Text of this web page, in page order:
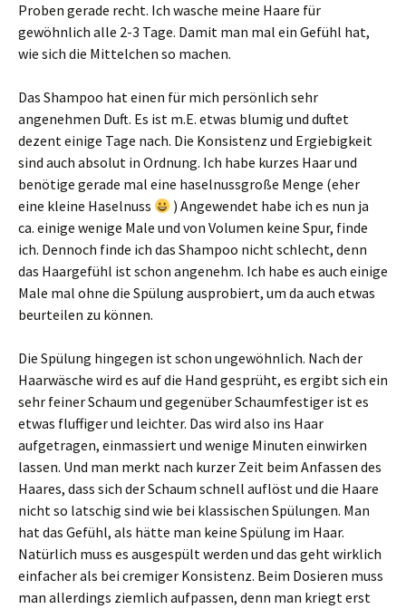
Proben gerade recht. Ich wasche meine Haare für
gewöhnlich alle 2-3 Tage. Damit man mal ein Gefühl hat,
wie sich die Mittelchen so machen.
Das Shampoo hat einen für mich persönlich sehr
angenehmen Duft. Es ist m.E. etwas blumig und duftet
dezent einige Tage nach. Die Konsistenz und Ergiebigkeit
sind auch absolut in Ordnung. Ich habe kurzes Haar und
benötige gerade mal eine haselnussgroße Menge (eher
eine kleine Haselnuss
) Angewendet habe ich es nun ja
ca. einige wenige Male und von Volumen keine Spur, finde
ich. Dennoch finde ich das Shampoo nicht schlecht, denn
das Haargefühl ist schon angenehm. Ich habe es auch einige
Male mal ohne die Spülung ausprobiert, um da auch etwas
beurteilen zu können.
Die Spülung hingegen ist schon ungewöhnlich. Nach der
Haarwäsche wird es auf die Hand gesprüht, es ergibt sich ein
sehr feiner Schaum und gegenüber Schaumfestiger ist es
etwas fluffiger und leichter. Das wird also ins Haar
aufgetragen, einmassiert und wenige Minuten einwirken
lassen. Und man merkt nach kurzer Zeit beim Anfassen des
Haares, dass sich der Schaum schnell auflöst und die Haare
nicht so latschig sind wie bei klassischen Spülungen. Man
hat das Gefühl, als hätte man keine Spülung im Haar.
Natürlich muss es ausgespült werden und das geht wirklich
einfacher als bei cremiger Konsistenz. Beim Dosieren muss
man allerdings ziemlich aufpassen, denn man kriegt erst